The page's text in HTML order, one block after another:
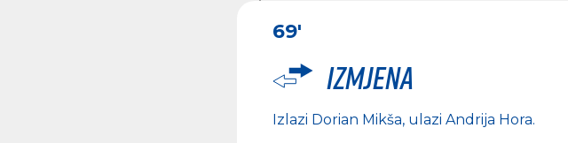
69'
Izmjena
Izlazi Dorian Mikša, ulazi Andrija Hora.